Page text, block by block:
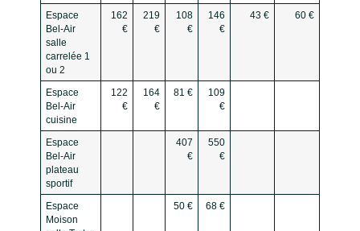
Espace
Bel-Air
salle
carrelée 1
ou 2
162
€
219
€
108
€
146
€
43 € 60 €
Espace
Bel-Air
cuisine
122
€
164
€
81 €
109
€
Espace
Bel-Air
plateau
sportif
407
€
550
€
Espace
Moison
50 € 68 €